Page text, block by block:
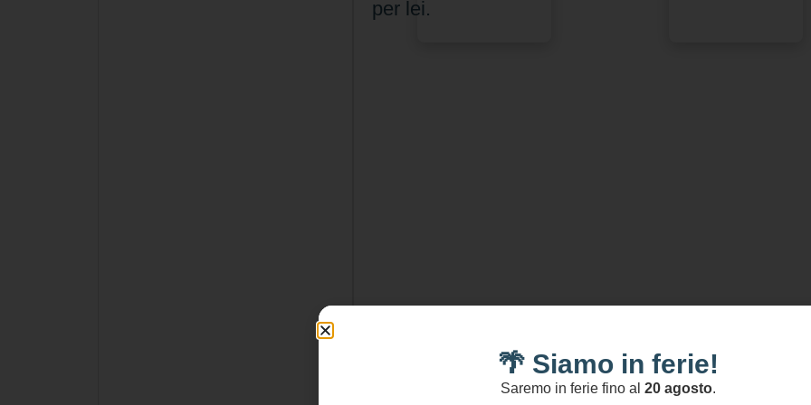
per lei.
170,00€
🌴 Siamo in ferie!
Saremo in ferie fino al 20 agosto.